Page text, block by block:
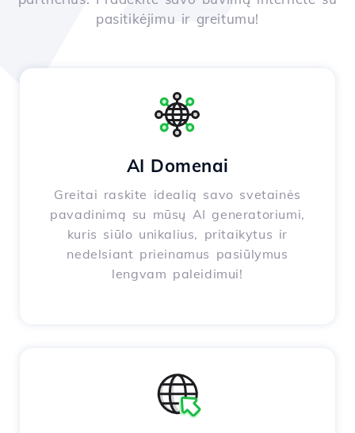
pasitikėjimu ir greitumu!
AI Domenai
Greitai raskite idealią savo svetainės
pavadinimą su mūsų AI generatoriumi,
kuris siūlo unikalius, pritaikytus ir
nedelsiant prieinamus pasiūlymus
lengvam paleidimui!